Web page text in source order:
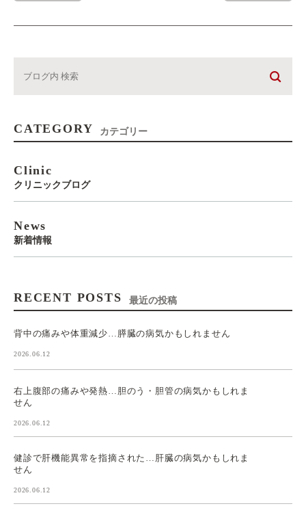
CATEGORY カテゴリー
Clinic
クリニックブログ
News
新着情報
RECENT POSTS 最近の投稿
背中の痛みや体重減少…膵臓の病気かもしれません
2026.06.12
右上腹部の痛みや発熱…胆のう・胆管の病気かもしれま
せん
2026.06.12
健診で肝機能異常を指摘された…肝臓の病気かもしれま
せん
2026.06.12